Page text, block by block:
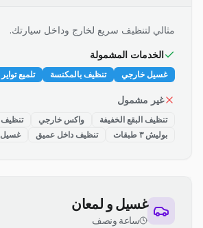
مثالي لتنظيف سريع لخارج وداخل سيارتك.
الخدمات المشمولة
غسيل خارجي تنظيف بالمكنسة تلميع تواير
غير مشمول
تنظيف البقع الخفيفة واكس خارجي
تنظيف
بوليش ٣ طبقات
تنظيف داخل عميق غسيل
غسيل و لمعان
ساعة ونصف